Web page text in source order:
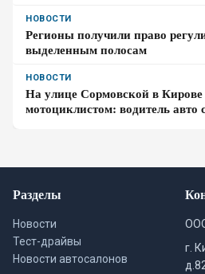
НОВОСТИ
Регионы получили право
выделенным полосам
НОВОСТИ
На улице Сормовской в
мотоциклистом: водитель авто
Разделы
Новости
Тест-драйвы
Новости автосалонов
г.